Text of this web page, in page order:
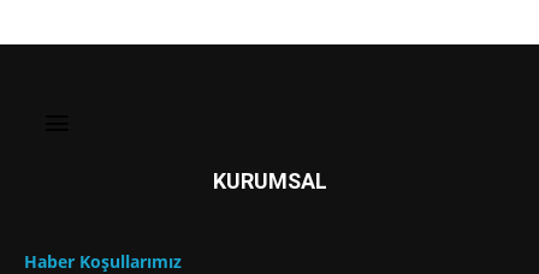
KURUMSAL
Haber Koşullarımız